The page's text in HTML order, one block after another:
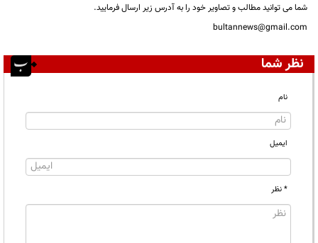
شما می توانید مطالب و تصاویر خود را به آدرس زیر ارسال فرمایید.
bultannews@gmail.com
نظر شما
نام
ایمیل
* نظر